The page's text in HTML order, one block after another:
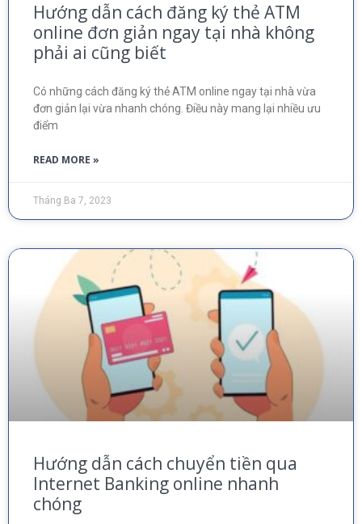
Hướng dẫn cách đăng ký thẻ ATM
online đơn giản ngay tại nhà không
phải ai cũng biết
Có những cách đăng ký thẻ ATM online ngay tại nhà vừa
đơn giản lại vừa nhanh chóng. Điều này mang lại nhiều ưu
điểm
READ MORE »
Tháng Ba 7, 2023
Hướng dẫn cách chuyển tiền qua
Internet Banking online nhanh
chóng